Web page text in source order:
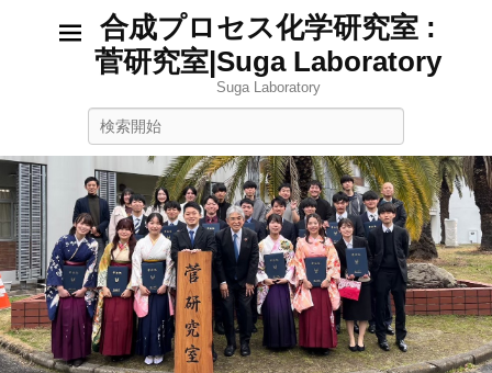
合成プロセス化学研究室 :
菅研究室|Suga Laboratory
Suga Laboratory